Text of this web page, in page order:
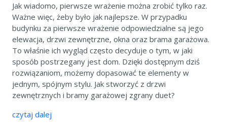
Jak wiadomo, pierwsze wrażenie można zrobić tylko raz.
Ważne więc, żeby było jak najlepsze. W przypadku
budynku za pierwsze wrażenie odpowiedzialne są jego
elewacja, drzwi zewnętrzne, okna oraz brama garażowa.
To właśnie ich wygląd często decyduje o tym, w jaki
sposób postrzegany jest dom. Dzięki dostępnym dziś
rozwiązaniom, możemy dopasować te elementy w
jednym, spójnym stylu. Jak stworzyć z drzwi
zewnętrznych i bramy garażowej zgrany duet?
czytaj dalej